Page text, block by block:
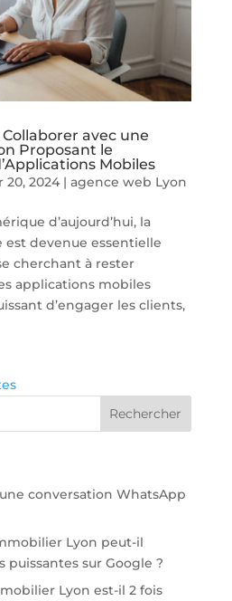
avec une
Proposant le
Mobiles
20, 2024| agence web Lyon
d’aujourd’hui, la
est devenue essentielle
cherchant à rester
applications mobiles
d’engager les clients,
conversation WhatsApp
Lyon peut-il
puissantes sur Google ?
Lyon est-il 2 fois